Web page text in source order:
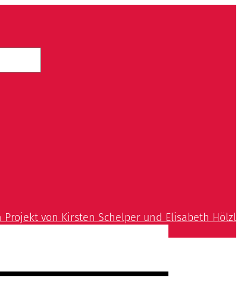
Projekt von Kirsten Schelper und Elisabeth Hölzl